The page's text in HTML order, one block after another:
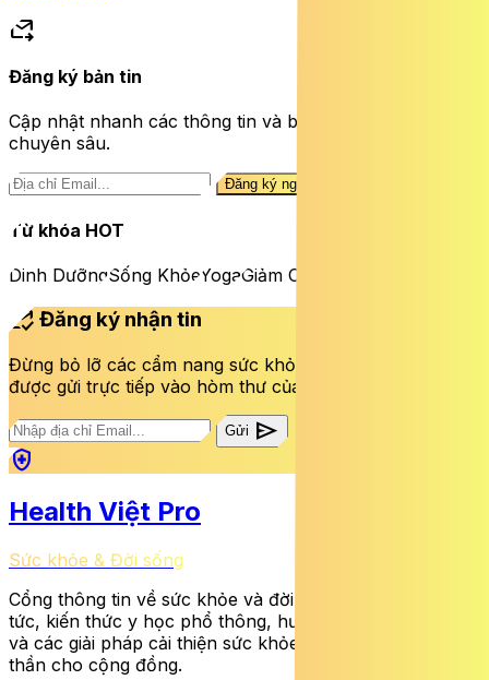
forward_to_inbox
Đăng ký bản tin
Cập nhật nhanh các thông tin và bài viết sức khỏe
chuyên sâu.
Đăng ký ngay
Từ khóa HOT
Dinh DưỡngSống KhỏeYogaGiảm Cân
mark_email_read Đăng ký nhận tin
Đừng bỏ lỡ các cẩm nang sức khỏe và bài viết mới nhất
được gửi trực tiếp vào hòm thư của bạn mỗi tuần.
Gửi send
health_and_safety
Health Việt Pro
Sức khỏe & Đời sống
Cổng thông tin về sức khỏe và đời sống cung cấp tin
tức, kiến thức y học phổ thông, hướng dẫn dinh dưỡng
và các giải pháp cải thiện sức khỏe thể chất lẫn tinh
thần cho cộng đồng.